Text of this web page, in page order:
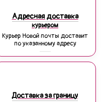
Адресная доставка
курьером
Курьер Новой почты доставит
по указанному адресу
Доставка за границу